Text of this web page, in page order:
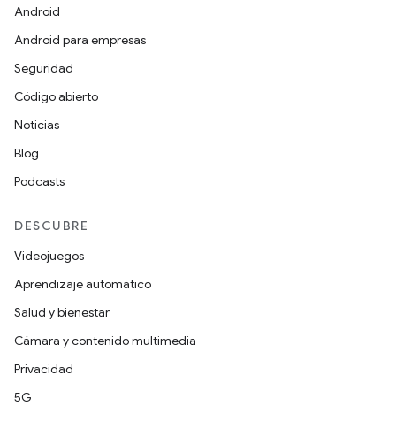
Android
Android para empresas
Seguridad
Código abierto
Noticias
Blog
Podcasts
DESCUBRE
Videojuegos
Aprendizaje automático
Salud y bienestar
Cámara y contenido multimedia
Privacidad
5G